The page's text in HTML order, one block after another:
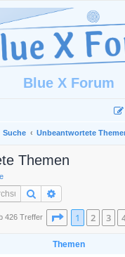
Blue X Forum
Suche Unbeantwortete
Themen
Suche
426 Treffer Seite 1von 29
1 2 3
Themen